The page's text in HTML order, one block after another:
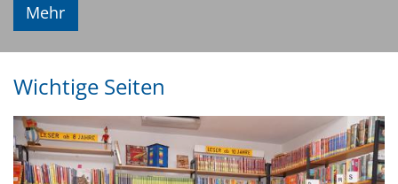
Mehr
Wichtige Seiten